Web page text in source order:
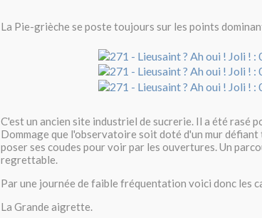
La Pie-grièche se poste toujours sur les points
C'est un ancien site industriel de sucrerie. Il a été rasé
Dommage que l'observatoire soit doté d'un mur défiant
poser ses coudes pour voir par les ouvertures. Un
regrettable.
Par une journée de faible fréquentation voici donc les
La Grande aigrette.